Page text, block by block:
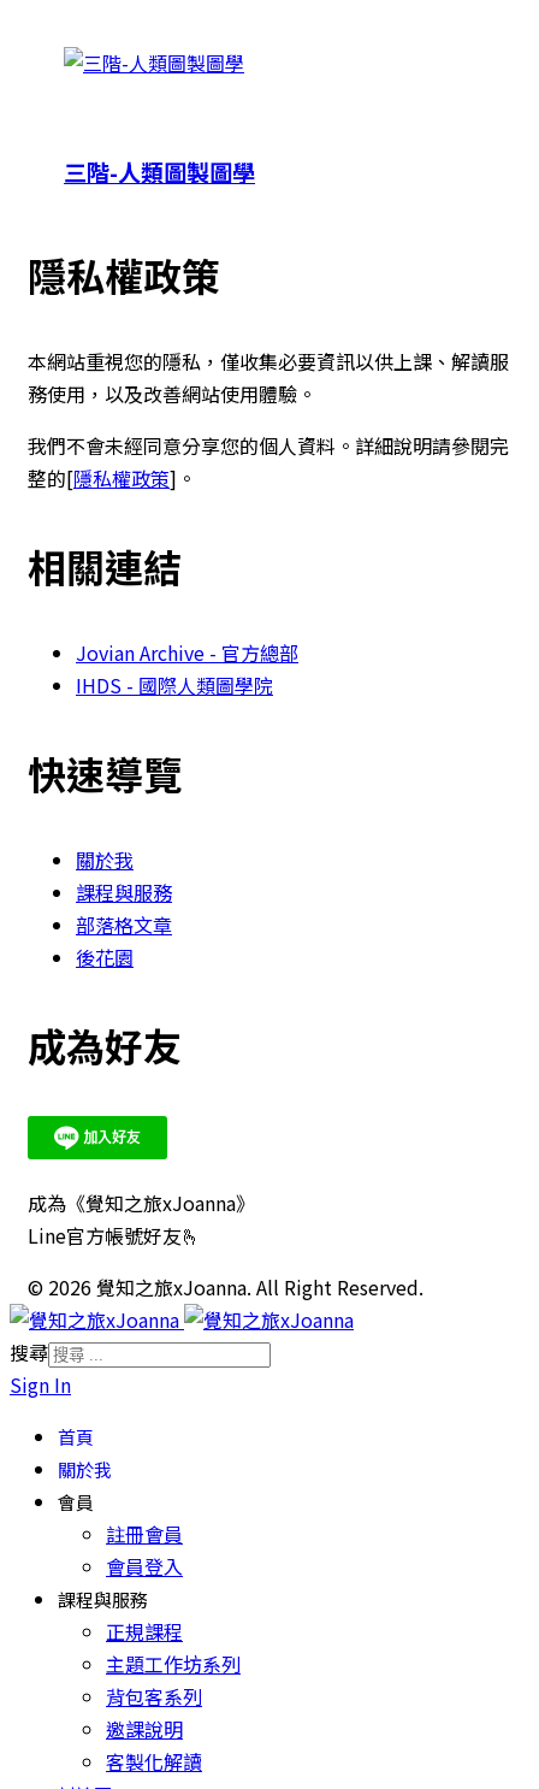
三階-人類圖製圖學
隱私權政策
本網站重視您的隱私，僅收集必要資訊以供上課、解讀服
務使用，以及改善網站使用體驗。
我們不會未經同意分享您的個人資料。詳細說明請參閱完
整的[隱私權政策]。
相關連結
Jovian Archive - 官方總部
IHDS - 國際人類圖學院
快速導覽
關於我
課程與服務
部落格文章
後花園
成為好友
成為《覺知之旅xJoanna》
Line官方帳號好友🫰
© 2026 覺知之旅xJoanna. All Right Reserved.
搜尋
Sign In
首頁
關於我
會員
註冊會員
會員登入
課程與服務
正規課程
主題工作坊系列
背包客系列
邀課說明
客製化解讀